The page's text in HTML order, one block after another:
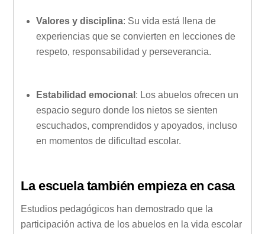
Valores y disciplina: Su vida está llena de
experiencias que se convierten en lecciones de
respeto, responsabilidad y perseverancia.
Estabilidad emocional : Los abuelos ofrecen un
espacio seguro donde los nietos se sienten
escuchados, comprendidos y apoyados, incluso
en momentos de dificultad escolar.
La escuela también empieza en casa
Estudios pedagógicos han demostrado que la
participación activa de los abuelos en la vida escolar